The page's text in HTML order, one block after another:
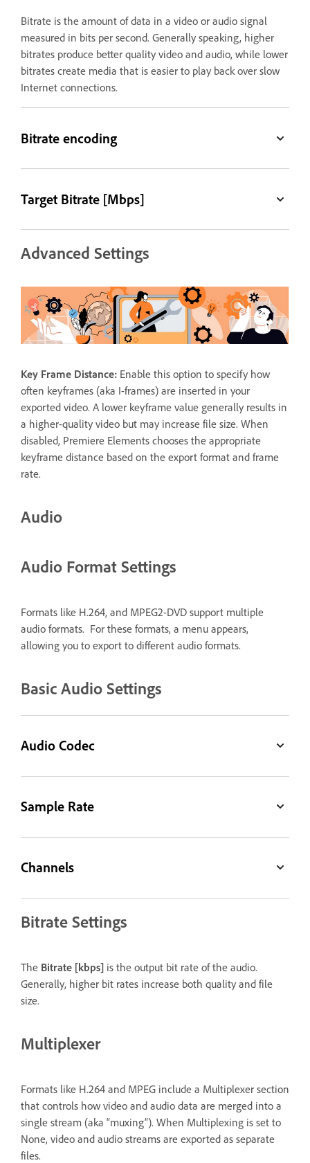
Bitrate is the amount of data in a video or audio signal
measured in bits per second. Generally speaking, higher
bitrates produce better quality video and audio, while lower
bitrates create media that is easier to play back over slow
Internet connections.
Bitrate encoding
Target Bitrate [Mbps]
Advanced Settings
Key Frame Distance: Enable this option to specify how
often keyframes (aka I-frames) are inserted in your
exported video. A lower keyframe value generally results in
a higher-quality video but may increase file size. When
disabled, Premiere Elements chooses the appropriate
keyframe distance based on the export format and frame
rate.
Audio
Audio Format Settings
Formats like H.264, and MPEG2-DVD support multiple
audio formats. For these formats, a menu appears,
allowing you to export to different audio formats.
Basic Audio Settings
Audio Codec
Sample Rate
Channels
Bitrate Settings
The Bitrate [kbps] is the output bit rate of the audio.
Generally, higher bit rates increase both quality and file
size.
Multiplexer
Formats like H.264 and MPEG include a Multiplexer section
that controls how video and audio data are merged into a
single stream (aka “muxing”). When Multiplexing is set to
None, video and audio streams are exported as separate
files.